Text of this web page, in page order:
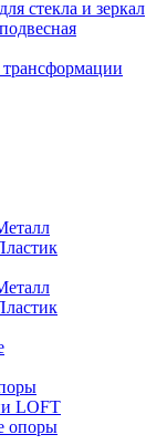
стекла и зеркал
LOFT
опоры